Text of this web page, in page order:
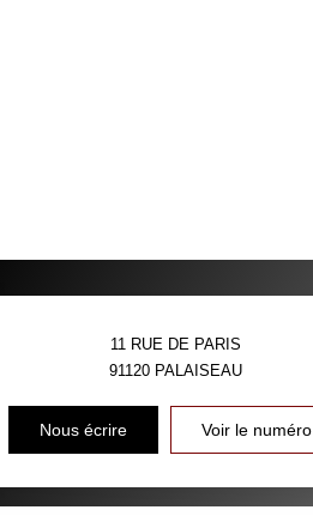
11 RUE DE PARIS
91120 PALAISEAU
Nous écrire Voir le numéro